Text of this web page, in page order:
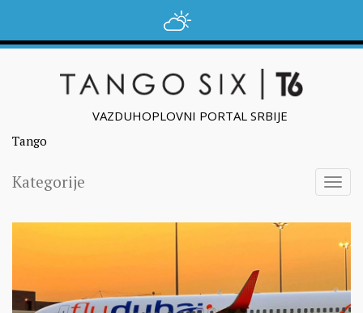
VAZDUHOPLOVNI PORTAL SRBIJE
Tango
Kategorije